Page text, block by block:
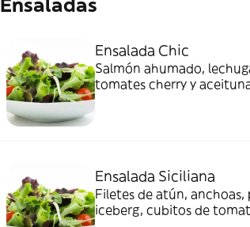
Ensaladas
Ensalada Chic
Salmón ahumado,
tomates cherry y
Ensalada Siciliana
Filetes de atún, anchoas,
iceberg, cubitos de